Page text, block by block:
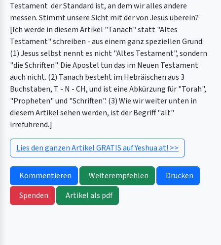
Testament der Standard ist, an dem wir alles andere
messen. Stimmt unsere Sicht mit der von Jesus überein?
[Ich werde in diesem Artikel "Tanach" statt "Altes
Testament" schreiben - aus einem ganz speziellen Grund:
(1) Jesus selbst nennt es nicht "Altes Testament", sondern
"die Schriften". Die Apostel tun das im Neuen Testament
auch nicht. (2) Tanach besteht im Hebräischen aus 3
Buchstaben, T - N - CH, und ist eine Abkürzung für "Torah",
"Propheten" und "Schriften". (3) Wie wir weiter unten in
diesem Artikel sehen werden, ist der Begriff "alt"
irreführend.]
Lies den ganzen Artikel GRATIS auf Yeshua.at! >>
Kommentieren Weiterempfehlen
Drucken
Spenden
Artikel als pdf